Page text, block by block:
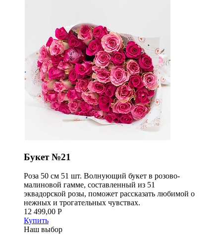
Букет №21
Роза 50 см 51 шт. Волнующий букет в розово-
малиновой гамме, составленный из 51
эквадорской розы, поможет рассказать любимой о
нежных и трогательных чувствах.
12 499,00 Р
Купить
Наш выбор